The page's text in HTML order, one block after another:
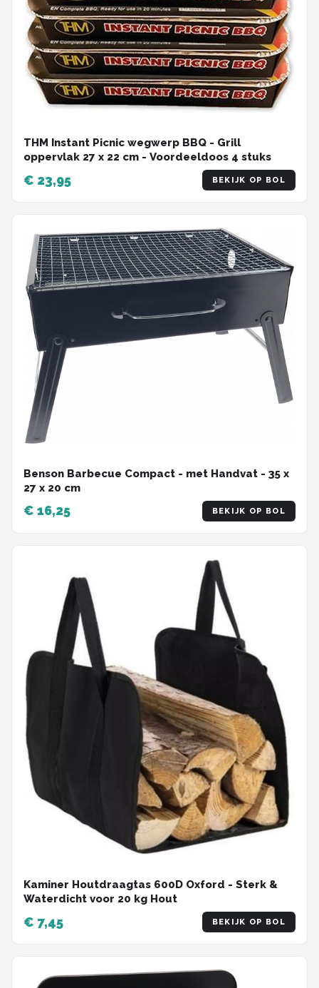
THM Instant Picnic wegwerp BBQ - Grill
oppervlak 27 x 22 cm - Voordeeldoos 4 stuks
€ 23,95 BEKIJK OP BOL
Benson Barbecue Compact - met Handvat - 35 x
27 x 20 cm
€ 16,25 BEKIJK OP BOL
Kaminer Houtdraagtas 600D Oxford - Sterk &
Waterdicht voor 20 kg Hout
€ 7,45 BEKIJK OP BOL